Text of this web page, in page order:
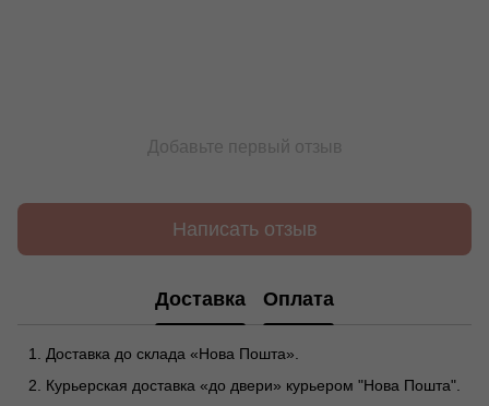
Добавьте первый отзыв
Написать отзыв
Доставка Оплата
Доставка до склада «Нова Пошта».
Курьерская доставка «до двери» курьером "Нова Пошта".